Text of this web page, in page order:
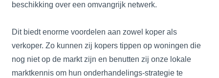
beschikking over een omvangrijk netwerk.
Dit biedt enorme voordelen aan zowel koper als
verkoper. Zo kunnen zij kopers tippen op woningen die
nog niet op de markt zijn en benutten zij onze lokale
marktkennis om hun onderhandelings-strategie te